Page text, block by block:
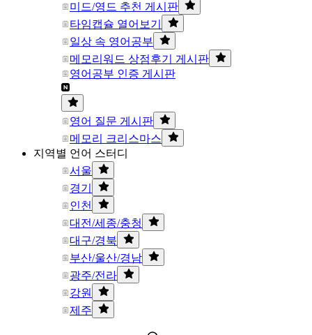
미드/영드 추천 게시판
타임캡슐 열어보기
일상 속 영어공부
메모리워드 상점후기 게시판
영어공부 인증 게시판
영어 질문 게시판
메모리 크리스마스
지역별 언어 스터디
서울
경기
인천
대전/세종/충청
대구/경북
부산/울산/경남
광주/전라
강원
제주